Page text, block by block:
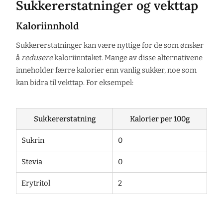
Sukkererstatninger og vekttap
Kaloriinnhold
Sukkererstatninger kan være nyttige for de som ønsker
å reduserekaloriinntaket. Mange av disse alternativene
inneholder færre kalorier enn vanlig sukker, noe som
kan bidra til vekttap. For eksempel:
Sukkererstatning Kalorier per 100g
Sukrin 0
Stevia 0
Erytritol 2